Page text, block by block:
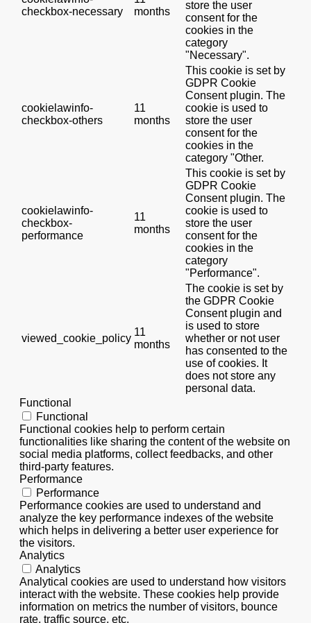
checkbox-necessary
months
store the user
consent for the
cookies in the
category
"Necessary".
cookielawinfo-
checkbox-others
11
months
This cookie is set by
GDPR Cookie
Consent plugin. The
cookie is used to
store the user
consent for the
cookies in the
category "Other.
cookielawinfo-
checkbox-
performance
11
months
This cookie is set by
GDPR Cookie
Consent plugin. The
cookie is used to
store the user
consent for the
cookies in the
category
"Performance".
viewed_cookie_policy
11
months
The cookie is set by
the GDPR Cookie
Consent plugin and
is used to store
whether or not user
has consented to the
use of cookies. It
does not store any
personal data.
Functional
Functional
Functional cookies help to perform certain
functionalities like sharing the content of the website on
social media platforms, collect feedbacks, and other
third-party features.
Performance
Performance
Performance cookies are used to understand and
analyze the key performance indexes of the website
which helps in delivering a better user experience for
the visitors.
Analytics
Analytics
Analytical cookies are used to understand how visitors
interact with the website. These cookies help provide
information on metrics the number of visitors, bounce
rate, traffic source, etc.